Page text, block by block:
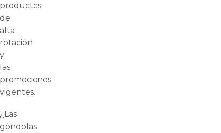
productos
de
alta
rotación
y
las
promociones
vigentes.
¿Las
góndolas